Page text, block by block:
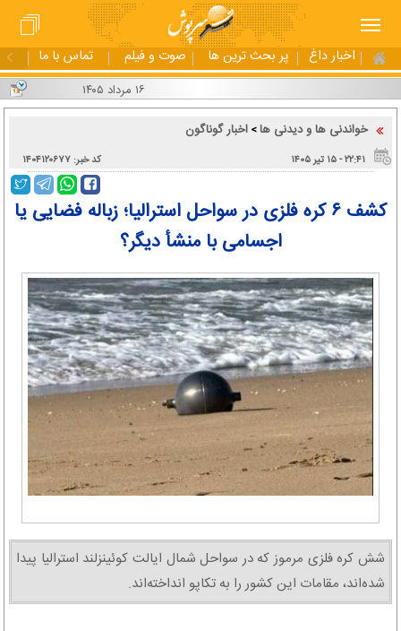
اخبار داغ پر بحث ترین ها صوت و فیلم تماس با ما
خواندنی ها و دیدنی ها> اخبار گوناگون
۲۲:۴۱ - ۱۵ تير ۱۴۰۵ کد خبر: ۱۴۰۴۱۲۰۶۷۷
کشف ۶ کره فلزی در سواحل استرالیا؛ زباله فضایی یا
اجسامی با منشأ دیگر؟
شش کره فلزی مرموز که در سواحل شمال ایالت کوئینزلند استرالیا پیدا
شده‌اند، مقامات این کشور را به تکاپو انداخته‌اند.